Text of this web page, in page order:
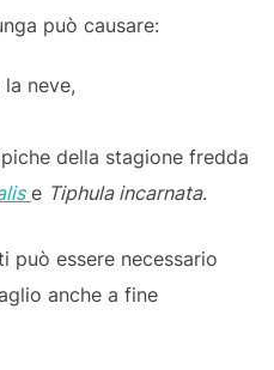
può causare:
neve,
della stagione fredda
e Tiphula incarnata.
può essere necessario
anche a fine